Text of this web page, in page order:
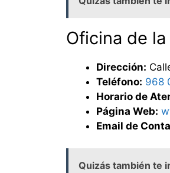
Oficina de
Dirección:
Teléfono: 968
Horario de
Página Web:
Email de
Quizás también te